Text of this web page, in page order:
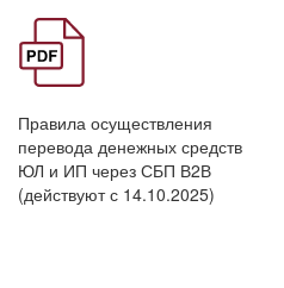
Правила осуществления
перевода денежных средств
ЮЛ и ИП через СБП В2В
(действуют с 14.10.2025)